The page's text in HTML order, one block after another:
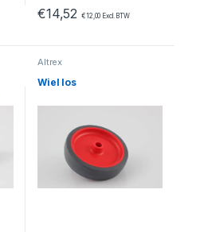
€14,52 €12,00 Excl. BTW
Altrex
Wiel los